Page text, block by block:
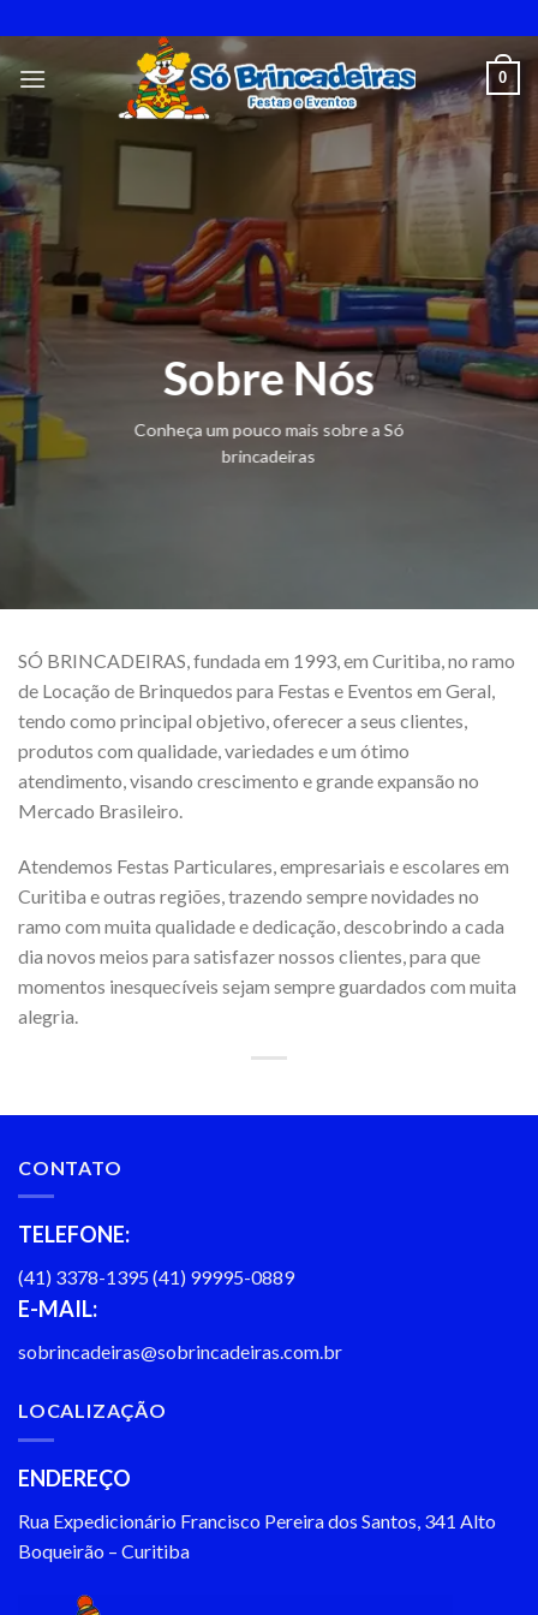
content
0
Sobre Nós
Conheça um pouco mais sobre a Só
brincadeiras
SÓ BRINCADEIRAS, fundada em 1993, em Curitiba, no ramo
de Locação de Brinquedos para Festas e Eventos em Geral,
tendo como principal objetivo, oferecer a seus clientes,
produtos com qualidade, variedades e um ótimo
atendimento, visando crescimento e grande expansão no
Mercado Brasileiro.
Atendemos Festas Particulares, empresariais e escolares em
Curitiba e outras regiões, trazendo sempre novidades no
ramo com muita qualidade e dedicação, descobrindo a cada
dia novos meios para satisfazer nossos clientes, para que
momentos inesquecíveis sejam sempre guardados com muita
alegria.
CONTATO
TELEFONE:
(41) 3378-1395 (41) 99995-0889
E-MAIL:
sobrincadeiras@sobrincadeiras.com.br
LOCALIZAÇÃO
ENDEREÇO
Rua Expedicionário Francisco Pereira dos Santos, 341 Alto
Boqueirão – Curitiba